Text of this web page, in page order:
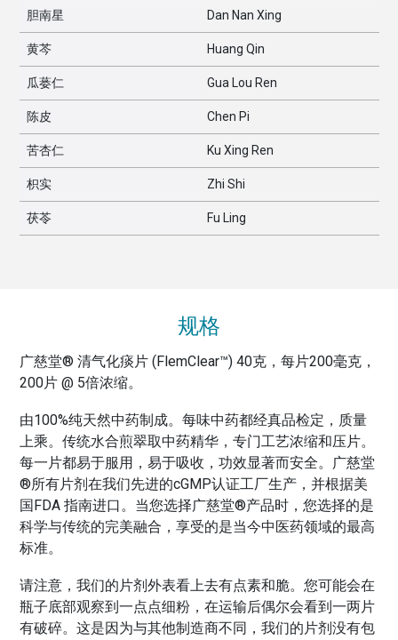
胆南星 Dan Nan Xing
黄芩 Huang Qin
瓜蒌仁 Gua Lou Ren
陈皮 Chen Pi
苦杏仁 Ku Xing Ren
枳实 Zhi Shi
茯苓 Fu Ling
规格
广慈堂® 清气化痰片 (FlemClear™) 40克，每片200毫克，
200片 @ 5倍浓缩。
由100%纯天然中药制成。每味中药都经真品检定，质量
上乘。传统水合煎翠取中药精华，专门工艺浓缩和压片。
每一片都易于服用，易于吸收，功效显著而安全。广慈堂
®所有片剂在我们先进的cGMP认证工厂生产，并根据美
国FDA 指南进口。当您选择广慈堂®产品时，您选择的是
科学与传统的完美融合，享受的是当今中医药领域的最高
标准。
请注意，我们的片剂外表看上去有点素和脆。您可能会在
瓶子底部观察到一点点细粉，在运输后偶尔会看到一两片
有破碎。这是因为与其他制造商不同，我们的片剂没有包